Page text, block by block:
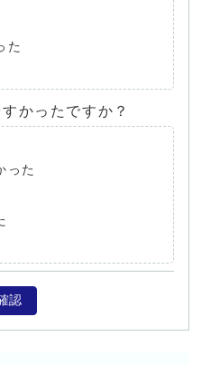
た
かったですか？
った
認